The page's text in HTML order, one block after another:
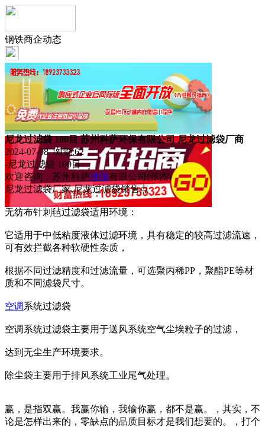
钢铁商企动态
尼龙过滤袋 100目 苏州科萨环保有限公司 尼龙过滤袋厂商
2024-07-08 浏览:62
-尼龙过滤袋 100目
欢迎咨询：苏州科萨环保有限公司(张杰)
尼龙过滤袋厂家,尼龙过滤袋销售点
无纺布针刺毡过滤袋适用环境：
它适用于中低粘度液体过滤环境，具有稳定的较高过滤流速，
可有效拦截各种软硬性杂质，
根据不同过滤精度和过滤流量，可选聚丙稀PP，聚酯PE等材
质和不同滤袋尺寸。
空调系统过滤袋
空调系统过滤袋主要用于送风系统空气尘埃粒子的过滤，
达到无尘生产环境要求。
除尘袋主要用于排风系统工业尾气处理。
赢，是指双赢。我赢你输，我输你赢，都不是赢。，其实，不
论是怎样出来的，零缺点的品质目标才是我们想要的。，打个